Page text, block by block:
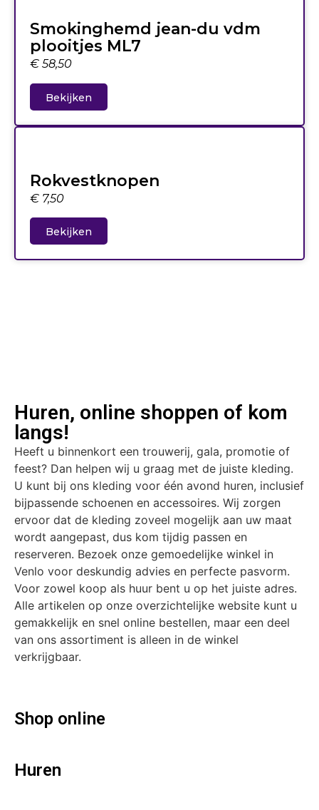
Smokinghemd jean-du vdm
plooitjes ML7
€ 58,50
Bekijken
Rokvestknopen
€ 7,50
Bekijken
Huren, online shoppen of kom
langs!
Heeft u binnenkort een trouwerij, gala, promotie of
feest? Dan helpen wij u graag met de juiste kleding.
U kunt bij ons kleding voor één avond huren, inclusief
bijpassende schoenen en accessoires. Wij zorgen
ervoor dat de kleding zoveel mogelijk aan uw maat
wordt aangepast, dus kom tijdig passen en
reserveren. Bezoek onze gemoedelijke winkel in
Venlo voor deskundig advies en perfecte pasvorm.
Voor zowel koop als huur bent u op het juiste adres.
Alle artikelen op onze overzichtelijke website kunt u
gemakkelijk en snel online bestellen, maar een deel
van ons assortiment is alleen in de winkel
verkrijgbaar.
Shop online
Huren